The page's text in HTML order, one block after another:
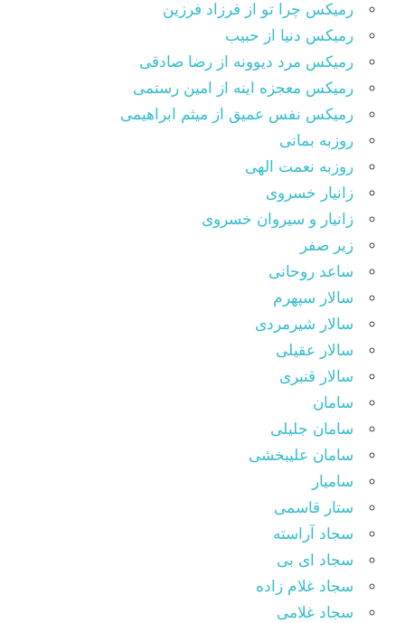
رمیکس چرا تو از فرزاد فرزین
رمیکس دنیا از حبیب
رمیکس مرد دیوونه از رضا صادقی
رمیکس معجزه اینه از امین رستمی
رمیکس نفس عمیق از میثم ابراهیمی
روزبه بمانی
روزبه نعمت الهی
زانیار خسروی
زانیار و سیروان خسروی
زیر صفر
ساعد روحانی
سالار سپهرم
سالار شیرمردی
سالار عقیلی
سالار قنبری
سامان
سامان جلیلی
سامان علیبخشی
سامیار
ستار قاسمی
سجاد آراسته
سجاد ای بی
سجاد غلام زاده
سجاد غلامی